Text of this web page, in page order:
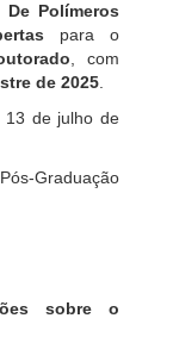
Polímeros
para o
, com
de 2025.
de julho de
sobre o